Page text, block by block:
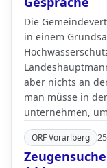
Die
in einem
aber nichts an
man müsse in
unternehmen,
ORF Vorarlberg